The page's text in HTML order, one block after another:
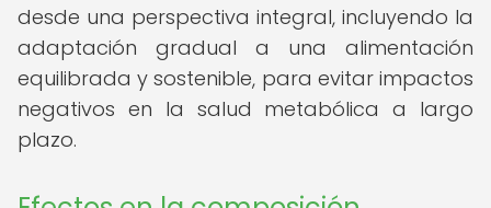
desde una perspectiva integral, incluyendo la
adaptación gradual a una alimentación
equilibrada y sostenible, para evitar impactos
negativos en la salud metabólica a largo
plazo.